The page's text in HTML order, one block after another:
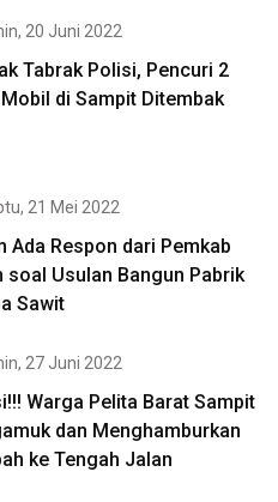
20 Juni 2022
Tabrak Polisi, Pencuri 2
di Sampit Ditembak
21 Mei 2022
Ada Respon dari Pemkab
soal Usulan Bangun Pabrik
Sawit
27 Juni 2022
Warga Pelita Barat Sampit
dan Menghamburkan
ke Tengah Jalan